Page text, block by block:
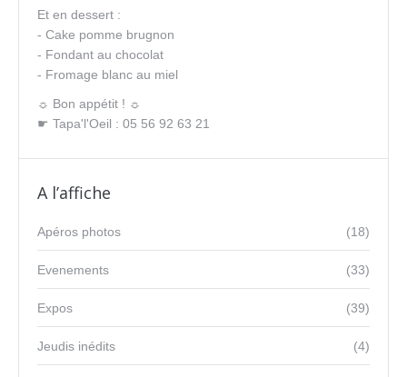
Et en dessert :
- Cake pomme brugnon
- Fondant au chocolat
- Fromage blanc au miel
☼ Bon appétit ! ☼
☛ Tapa'l'Oeil : 05 56 92 63 21
A l’affiche
(18)
Apéros photos
(33)
Evenements
(39)
Expos
(4)
Jeudis inédits